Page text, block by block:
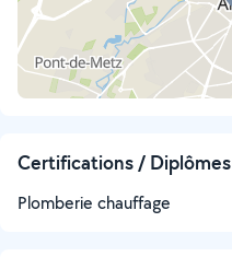
Certifications / Diplômes
Plomberie chauffage